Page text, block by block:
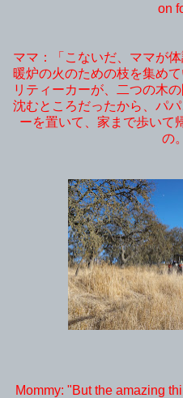
on
ママ：「こないだ、ママが
暖炉の火のための枝を集め
リティーカーが、二つの木
沈むところだったから、パ
ーを置いて、家まで歩いて
の
Mommy: "But the amazing